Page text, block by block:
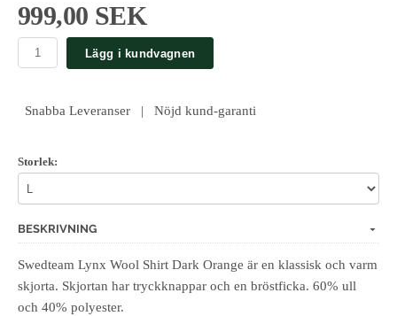
999,00 SEK
Lägg i kundvagnen
Snabba Leveranser | Nöjd kund-garanti
Storlek:
BESKRIVNING
Swedteam Lynx Wool Shirt Dark Orange är en klassisk och varm
skjorta. Skjortan har tryckknappar och en bröstficka. 60% ull
och 40% polyester.